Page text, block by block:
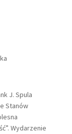
J. Spula
Stanów
Wydarzenie